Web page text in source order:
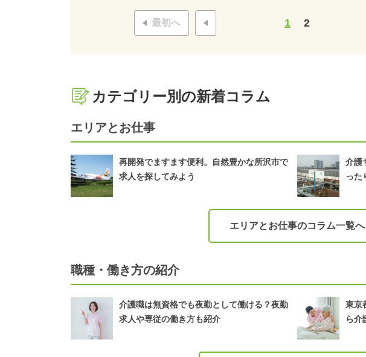
最初へ 1 2
カテゴリー別の新着コラム
エリアとお仕事
再開発でますます便利。自然豊かな所沢市で
求人を探してみよう
介護
った
エリアとお仕事のコラム一覧へ
職種・働き方の紹介
介護職は無資格でも夜勤として働ける？夜勤
求人や専従の働き方も紹介
東京
ら介